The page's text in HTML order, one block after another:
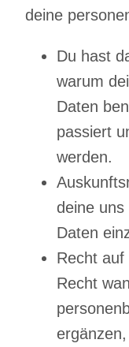
deine
Du hast
warum
Daten
passiert
werden.
deine uns
Daten
Recht
Recht